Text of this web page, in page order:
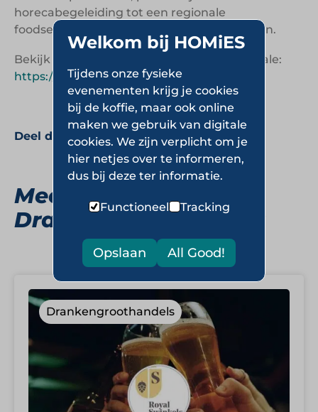
horecabegeleiding tot een regionale
foodservicepartner voor horeca en bedrijven.
Bekijk de website van Terborgse Wijncentrale:
https://www.terborgsewijncentrale.nl
Deel deze pagina:
Meer
Drankengroothandels
Drankengroothandels
Welkom bij HOMiES
Tijdens onze fysieke
evenementen krijg je cookies
bij de koffie, maar ook online
maken we gebruik van digitale
cookies. We zijn verplicht om je
hier netjes over te informeren,
dus bij deze ter informatie.
Functioneel Tracking
Opslaan All Good!